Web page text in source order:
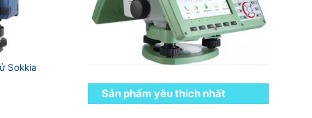
Sokkia
Sản phẩm yêu thích nhất